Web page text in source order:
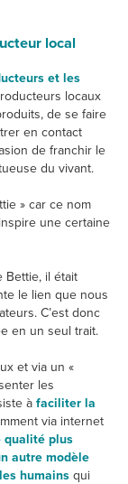
local
et les
locaux
de se faire
en contact
de franchir le
du vivant.
» car ce nom
une certaine
Bettie, il était
le lien que nous
C’est donc
en un seul trait.
et via un «
les
à faciliter la
via internet
qualité plus
autre modèle
humains qui